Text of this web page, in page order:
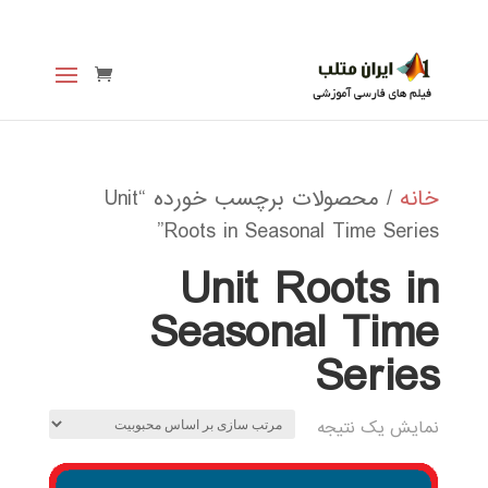
خانه
/ محصولات برچسب خورده “Unit
Roots in Seasonal Time Series”
Unit Roots in
Seasonal Time
Series
نمایش یک نتیجه